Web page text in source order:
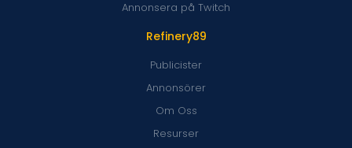
Refinery89
Publicister
Annonsörer
Om Oss
Resurser
Annonsera på Twitch